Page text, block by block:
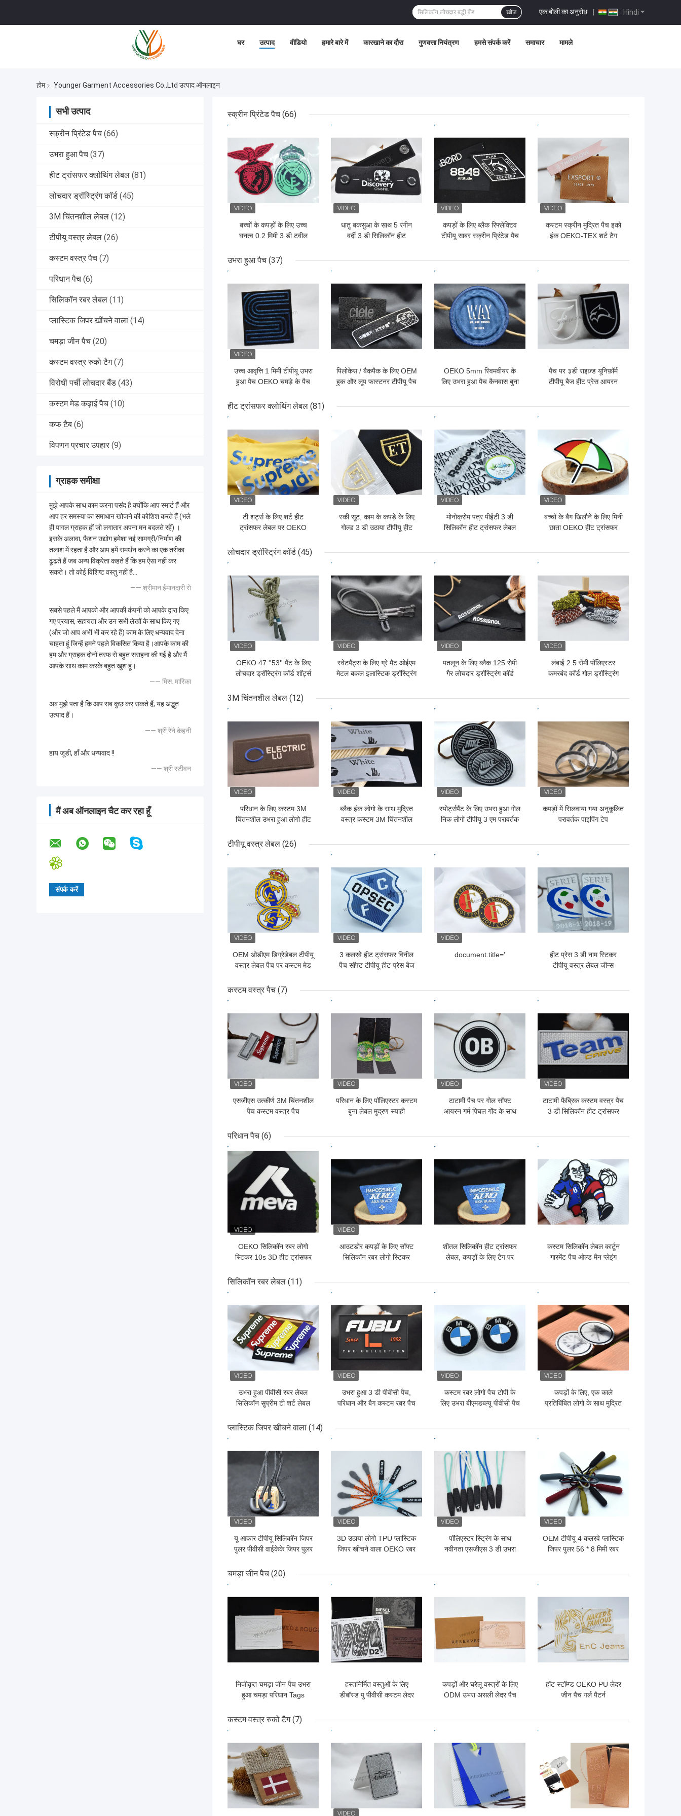
Hindi
एक बोली का अनुरोध |
खोज
घर उत्पाद वीडियो हमारे बारे में कारखाने का दौरा गुणवत्ता नियंत्रण हमसे संपर्क करें समाचार मामले
होम Younger Garment Accessories Co.,Ltd उत्पाद ऑनलाइन
सभी उत्पाद
स्क्रीन प्रिंटेड पैच (66)
उभरा हुआ पैच (37)
हीट ट्रांसफर क्लोथिंग लेबल (81)
लोचदार ड्रॉस्ट्रिंग कॉर्ड (45)
3M चिंतनशील लेबल (12)
टीपीयू वस्त्र लेबल (26)
कस्टम वस्त्र पैच (7)
परिधान पैच (6)
सिलिकॉन रबर लेबल (11)
प्लास्टिक जिपर खींचने वाला (14)
चमड़ा जीन पैच (20)
कस्टम वस्त्र रुको टैग (7)
विरोधी पर्ची लोचदार बैंड (43)
कस्टम मेड कढ़ाई पैच (10)
कफ टैब (6)
विपणन प्रचार उपहार (9)
ग्राहक समीक्षा
मुझे आपके साथ काम करना पसंद है क्योंकि आप स्मार्ट हैं और
आप हर समस्या का समाधान खोजने की कोशिश करते हैं (भले
ही पागल ग्राहक हों जो लगातार अपना मन बदलते रहें) ।
इसके अलावा, फैशन उद्योग हमेशा नई सामग्री/निर्माण की
तलाश में रहता है और आप हमें समर्थन करने का एक तरीका
ढूंढते हैं जब अन्य विक्रेता कहते हैं कि हम ऐसा नहीं कर
सकते। तो कोई विशिष्ट वस्तु नहीं है...
—— श्रीमान ईमानदारी से
सबसे पहले मैं आपको और आपकी कंपनी को आपके द्वारा किए
गए प्रयास, सहायता और उन सभी लेखों के साथ किए गए
(और जो आप अभी भी कर रहे हैं) काम के लिए धन्यवाद देना
चाहता हूं जिन्हें हमने पहले विकसित किया है।आपके काम की
हम और ग्राहक दोनों तरफ से बहुत सराहना की गई है और मैं
आपके साथ काम करके बहुत खुश हूं।.
—— मिस. मारिका
अब मुझे पता है कि आप सब कुछ कर सकते हैं, यह अद्भुत
उत्पाद हैं।
—— श्री रेने केहनी
हाय जूडी, हाँ और धन्यवाद !!
—— श्री स्टीवन
मैं अब ऑनलाइन चैट कर रहा हूँ
स्क्रीन प्रिंटेड पैच (66)
बच्चों के कपड़ों के लिए उच्च
घनत्व 0.2 मिमी 3 डी टवील
धातु बकसुआ के साथ 5 रंगीन
वर्दी 3 डी सिलिकॉन हीट
कपड़ों के लिए ब्लैक रिफ्लेक्टिव
टीपीयू साबर स्क्रीन प्रिंटेड पैच
कस्टम स्क्रीन मुद्रित पैच इको
इंक OEKO-TEX शर्ट टैग
उभरा हुआ पैच (37)
उच्च आवृत्ति 1 मिमी टीपीयू उभरा
हुआ पैच OEKO चमड़े के पैच
पिलोकेस / बैकपैक के लिए OEM
हुक और लूप फास्टनर टीपीयू पैच
OEKO 5mm स्विमवीयर के
लिए उभरा हुआ पैच कैनवास बुना
पैच पर ३डी राइज़्ड यूनिफ़ॉर्म
टीपीयू बैज हीट प्रेस आयरन
हीट ट्रांसफर क्लोथिंग लेबल (81)
टी शर्ट्स के लिए शर्ट हीट
ट्रांसफर लेबल पर OEKO
स्की सूट, काम के कपड़े के लिए
गोल्ड 3 डी उठाया टीपीयू हीट
मोनोक्रोम पत्र पीईटी 3 डी
सिलिकॉन हीट ट्रांसफर लेबल
बच्चों के बैग खिलौने के लिए मिनी
छाता OEKO हीट ट्रांसफर
लोचदार ड्रॉस्ट्रिंग कॉर्ड (45)
OEKO 47 ''53'' पैंट के लिए
लोचदार ड्रॉस्ट्रिंग कॉर्ड शॉर्ट्स
स्वेटपैंट्स के लिए ग्रे मैट ओईएम
मेटल बकल इलास्टिक ड्रॉस्ट्रिंग
पतलून के लिए ब्लैक 125 सेमी
गैर लोचदार ड्रॉस्ट्रिंग कॉर्ड
लंबाई 2.5 सेमी पॉलिएस्टर
कमरबंद कॉर्ड गोल ड्रॉस्ट्रिंग
3M चिंतनशील लेबल (12)
परिधान के लिए कस्टम 3M
चिंतनशील उभरा हुआ लोगो हीट
ब्लैक इंक लोगो के साथ मुद्रित
वस्त्र कस्टम 3M चिंतनशील
स्पोर्ट्सपैंट के लिए उभरा हुआ गोल
निक लोगो टीपीयू 3 एम परावर्तक
कपड़ों में सिलवाया गया अनुकूलित
परावर्तक पाइपिंग टेप
टीपीयू वस्त्र लेबल (26)
OEM ओडीएम डिग्रेडेबल टीपीयू
वस्त्र लेबल पैच पर कस्टम मेड
3 कलरवे हीट ट्रांसफर विनील
पैच सॉफ्ट टीपीयू हीट प्रेस बैज
document.title='
हीट प्रेस 3 डी नाम स्टिकर
टीपीयू वस्त्र लेबल जीन्स
कस्टम वस्त्र पैच (7)
एसजीएस उत्कीर्ण 3M चिंतनशील
पैच कस्टम वस्त्र पैच
परिधान के लिए पॉलिएस्टर कस्टम
बुना लेबल मुद्रण स्याही
टाटामी पैच पर गोल सॉफ्ट
आयरन गर्म पिघल गोंद के साथ
टाटामी फैब्रिक कस्टम वस्त्र पैच
3 डी सिलिकॉन हीट ट्रांसफर
परिधान पैच (6)
OEKO सिलिकॉन रबर लोगो
स्टिकर 10s 3D हीट ट्रांसफर
सबसे अच्छी कीमत
आउटडोर कपड़ों के लिए सॉफ्ट
सिलिकॉन रबर लोगो स्टिकर
शीतल सिलिकॉन हीट ट्रांसफर
लेबल, कपड़ों के लिए टैग पर
कस्टम सिलिकॉन लेबल कार्टून
गारमेंट पैच ओल्ड मैन प्लेइंग
सिलिकॉन रबर लेबल (11)
उभरा हुआ पीवीसी रबर लेबल
सिलिकॉन सुप्रीम टी शर्ट लेबल
उभरा हुआ 3 डी पीवीसी पैच,
परिधान और बैग कस्टम रबर पैच
कस्टम रबर लोगो पैच टोपी के
लिए उभरा बीएमडब्ल्यू पीवीसी पैच
कपड़ों के लिए, एक काले
प्रतिबिंबित लोगो के साथ मुद्रित
प्लास्टिक जिपर खींचने वाला (14)
यू आकार टीपीयू सिलिकॉन जिपर
पुलर पीवीसी वाईकेके जिपर पुलर
3D उठाया लोगो TPU प्लास्टिक
जिपर खींचने वाला OEKO रबर
पॉलिएस्टर स्ट्रिंग के साथ
नवीनता एसजीएस 3 डी उभरा
OEM टीपीयू 4 कलरवे प्लास्टिक
जिपर पुलर 56 * 8 मिमी रबर
चमड़ा जीन पैच (20)
निजीकृत चमड़ा जीन पैच उभरा
हुआ चमड़ा परिधान Tags
हस्तनिर्मित वस्तुओं के लिए
डीबॉस्ड पु पीवीसी कस्टम लेदर
कपड़ों और घरेलू वस्त्रों के लिए
ODM उभरा असली लेदर पैच
हॉट स्टॉम्प्ड OEKO PU लेदर
जीन पैच गर्ल पैटर्न
कस्टम वस्त्र रुको टैग (7)